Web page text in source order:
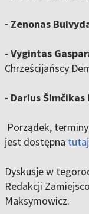
- Zenonas
- Vygintas
Chrześcijańscy
- Darius Šimčikas
Porządek,
jest dostępna tutaj
Dyskusje w
Redakcji
Maksymowicz.